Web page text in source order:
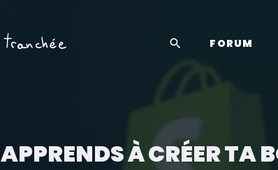
FORUM
APPRENDS À CRÉER TA